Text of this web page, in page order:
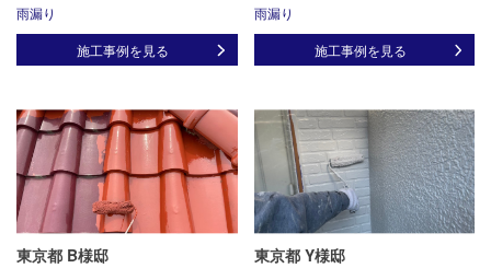
雨漏り
施工事例を見る
雨漏り
施工事例を見る
東京都 B様邸 東京都 Y様邸